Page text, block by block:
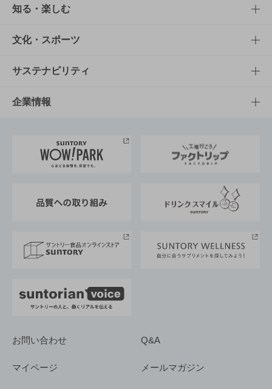
商品TOP
商品一覧
商品発売情報
栄養成分一覧
知る・楽しむ
知る・楽しむTOP
キャンペーン
工場見学
地域情報
文化・スポーツ
文化・スポーツTOP
サントリーホール
サントリーサンバーズ大阪
サステナビリティ
サステナビリティTOP
サントリーが考えるサステナビリティ経営
企業情報
企業概要
採用情報
お問い合わせ Q&A
マイページ メールマガジン